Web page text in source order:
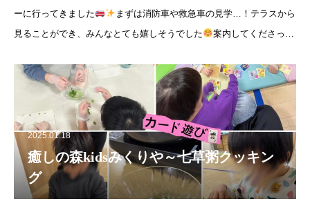
ーに行ってきました
まずは消防車や救急車の見学…！テラスから
見ることができ、みんなとても嬉しそうでした
案内してくださった
2025.01.18
癒しの森kidsみくりや～七草粥クッキン
グ